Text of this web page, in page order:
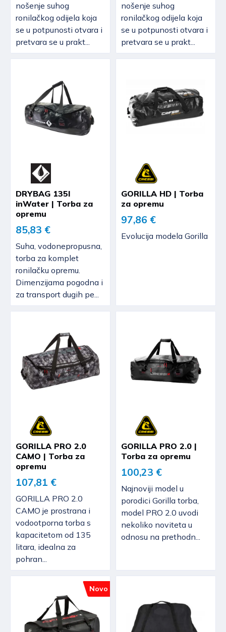
nošenje suhog
ronilačkog odijela koja
se u potpunosti otvara i
pretvara se u prakt...
nošenje suhog
ronilačkog odijela koja
se u potpunosti otvara i
pretvara se u prakt...
DRYBAG 135l
inWater | Torba za
opremu
85,83 €
Suha, vodonepropusna,
torba za komplet
ronilačku opremu.
Dimenzijama pogodna i
za transport dugih pe...
GORILLA HD | Torba
za opremu
97,86 €
Evolucija modela Gorilla
GORILLA PRO 2.0
CAMO | Torba za
opremu
107,81 €
GORILLA PRO 2.0
CAMO je prostrana i
vodootporna torba s
kapacitetom od 135
litara, idealna za
pohran...
GORILLA PRO 2.0 |
Torba za opremu
100,23 €
Najnoviji model u
porodici Gorilla torba,
model PRO 2.0 uvodi
nekoliko noviteta u
odnosu na prethodn...
Novo